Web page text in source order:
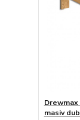
masiv